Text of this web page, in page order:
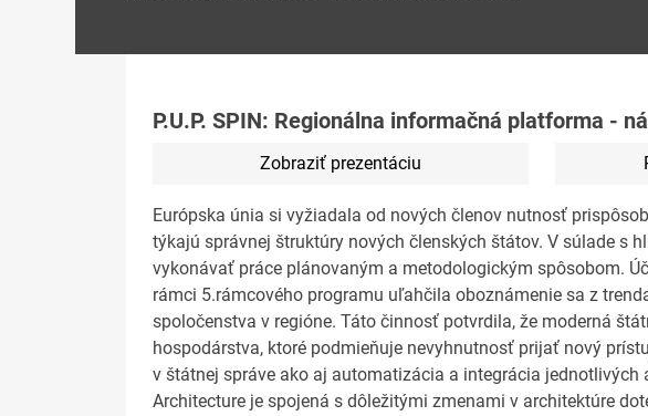
P.U.P. SPIN: Regionálna informačná platforma -
Zobraziť prezentáciu
Európska únia si vyžiadala od nových členov nutnosť
týkajú správnej štruktúry nových členských štátov. V súlade s
vykonávať práce plánovaným a metodologickým spôsobom.
rámci 5.rámcového programu uľahčila oboznámenie sa z
spoločenstva v regióne. Táto činnosť potvrdila, že moderná
hospodárstva, ktoré podmieňuje nevyhnutnosť prijať nový
v štátnej správe ako aj automatizácia a integrácia
Architecture je spojená s dôležitými zmenami v architektúre